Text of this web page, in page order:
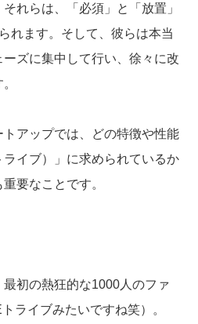
れらは、「必須」と「放置」
れます。そして、彼らは本当
ズに集中して行い、徐々に改
アップでは、どの特徴や性能
イブ）」に求められているか
要なことです。
最初の熱狂的な1000人のファ
ライブみたいですね笑）。